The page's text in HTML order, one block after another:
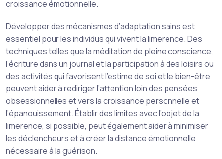
croissance émotionnelle.
Développer des mécanismes d’adaptation sains est
essentiel pour les individus qui vivent la limerence. Des
techniques telles que la méditation de pleine conscience,
l’écriture dans un journal et la participation à des loisirs ou
des activités qui favorisent l’estime de soi et le bien-être
peuvent aider à rediriger l’attention loin des pensées
obsessionnelles et vers la croissance personnelle et
l’épanouissement. Établir des limites avec l’objet de la
limerence, si possible, peut également aider à minimiser
les déclencheurs et à créer la distance émotionnelle
nécessaire à la guérison.